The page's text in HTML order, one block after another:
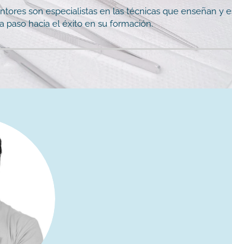
son especialistas en las técnicas que enseñan y
paso hacia el éxito en su formación.